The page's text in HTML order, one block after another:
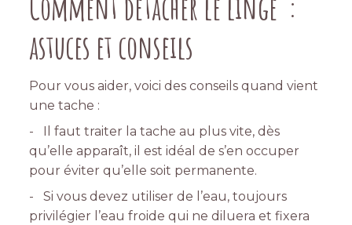
astuces et conseils
Pour vous aider, voici des conseils quand vient
une tache :
- Il faut traiter la tache au plus vite, dès
qu’elle apparaît, il est idéal de s’en occuper
pour éviter qu’elle soit permanente.
- Si vous devez utiliser de l’eau, toujours
privilégier l’eau froide qui ne diluera et fixera